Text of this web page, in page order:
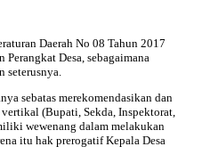
Daerah No 08 Tahun 2017
Desa, sebagaimana
seterusnya.
sebatas merekomendasikan dan
(Bupati, Sekda, Inspektorat,
wewenang dalam melakukan
itu hak prerogatif Kepala Desa